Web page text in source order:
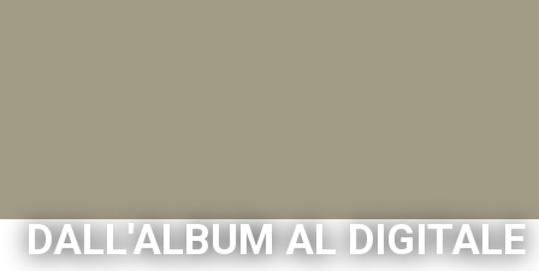
DALL'ALBUM AL DIGITALE